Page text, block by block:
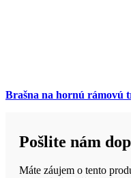
Brašna na hornú
Pošlite nám
Máte záujem o tento